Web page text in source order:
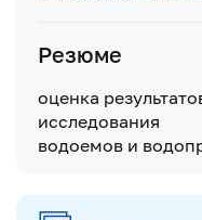
Резюме
оценка
исследования
водоемов и